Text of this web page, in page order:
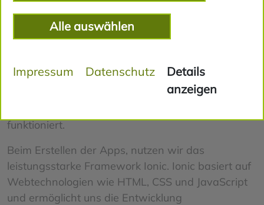
App Entwicklung
das Erstellen hybrider Anwendungen. Diese
Herangehensweise ermöglichen es, eine App zu
funktioniert.
Beim Erstellen der Apps, nutzen wir das
leistungsstarke Framework Ionic. Ionic basiert auf
Webtechnologien wie HTML, CSS und JavaScript
und ermöglicht uns die Entwicklung
Alle auswählen
Impressum Datenschutz
Details
anzeigen